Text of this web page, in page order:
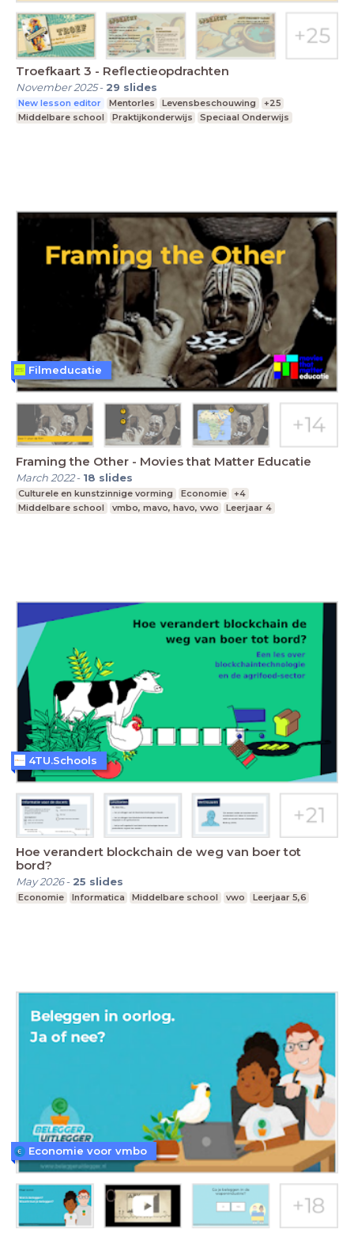
Troefkaart 3 - Reflectieopdrachten
November 2025- 29 slides
New lesson editor Mentorles Levensbeschouwing
+25
Middelbare school
Praktijkonderwijs Speciaal Onderwijs
Framing the Other - Movies that Matter Educatie
March 2022- 18 slides
Culturele en kunstzinnige vorming Economie
+4
Middelbare school
vmbo, mavo, havo, vwo Leerjaar 4
Filmeducatie
Hoe verandert blockchain de weg van boer tot
bord?
May 2026- 25 slides
Economie Informatica Middelbare school vwo Leerjaar 5,6
4TU.Schools
Economie voor vmbo